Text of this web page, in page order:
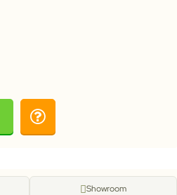
Showroom